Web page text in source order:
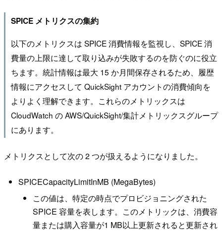
SPICE メトリクスの集約
以下のメトリクスは SPICE 消費情報を監視し、SPICE 消
費量の上限に達して取り込みが失敗するのを防ぐのに役立
ちます。統計情報は最大 15 か月間保存されるため、履歴
情報にアクセスして QuickSight アカウントの消費傾向を
よりよく理解できます。これらのメトリックスは
CloudWatch の AWS/QuickSight/集計メトリックスグループ
にあります。
メトリクスとして次の 2 つが扱えるようになりました。
SPICECapacityLimitInMB (MegaBytes)
この値は、特定の時点でプロビジョニングされた
SPICE 容量を表します。このメトリックは、消費容
量または購入容量が1 MB以上更新されると更新され